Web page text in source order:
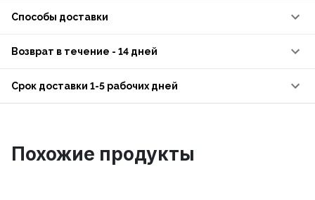
Способы доставки
Возврат в течение - 14 дней
Срок доставки 1-5 рабочих дней
Похожие продукты